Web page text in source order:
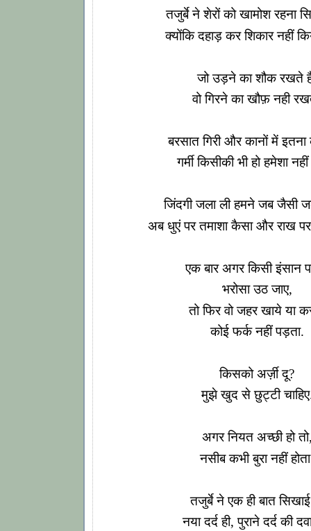
तजुर्बे ने शेरों को खामोश रहना
क्योंकि दहाड़ कर शिकार नहीं
जो उड़ने का शौक रखते
वो गिरने का खौफ़ नही
बरसात गिरी और कानों में
गर्मी किसीकी भी हो हमेशा
जिंदगी जला ली हमने जब जैसी
अब धुएं पर तमाशा कैसा और राख
एक बार अगर किसी इंसान
भरोसा उठ जाए,
तो फिर वो जहर खाये या
कोई फर्क नहीं पड़ता.
किसको अर्ज़ी दू?
मुझे खुद से छुट्टी
अगर नियत अच्छी हो
नसीब कभी बुरा नहीं
तजुर्बे ने एक ही बात
नया दर्द ही, पुराने दर्द की